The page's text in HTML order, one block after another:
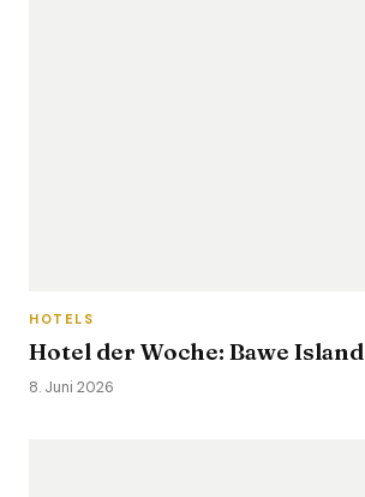
HOTELS
Hotel der Woche: Bawe Island
8. Juni 2026